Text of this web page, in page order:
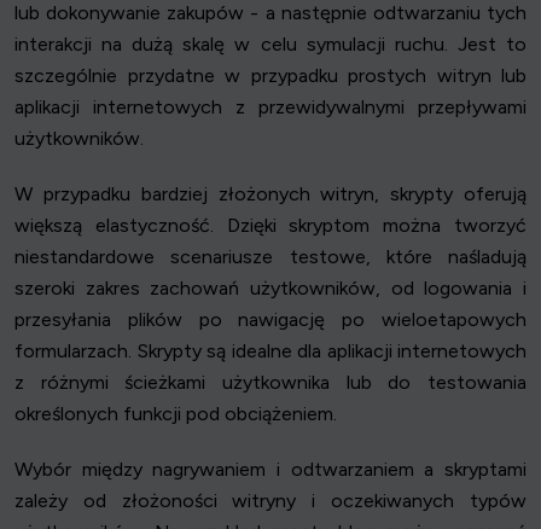
lub dokonywanie zakupów - a następnie odtwarzaniu tych
interakcji na dużą skalę w celu symulacji ruchu. Jest to
szczególnie przydatne w przypadku prostych witryn lub
aplikacji internetowych z przewidywalnymi przepływami
użytkowników.
W przypadku bardziej złożonych witryn, skrypty oferują
większą elastyczność. Dzięki skryptom można tworzyć
niestandardowe scenariusze testowe, które naśladują
szeroki zakres zachowań użytkowników, od logowania i
przesyłania plików po nawigację po wieloetapowych
formularzach. Skrypty są idealne dla aplikacji internetowych
z różnymi ścieżkami użytkownika lub do testowania
określonych funkcji pod obciążeniem.
Wybór między nagrywaniem i odtwarzaniem a skryptami
zależy od złożoności witryny i oczekiwanych typów